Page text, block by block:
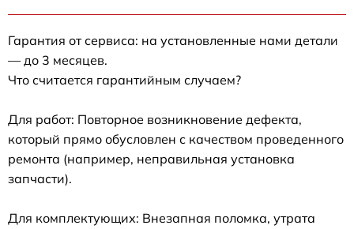
Гарантия от сервиса: на установленные нами детали
— до 3 месяцев.
Что считается гарантийным случаем?
Для работ: Повторное возникновение дефекта,
который прямо обусловлен с качеством проведенного
ремонта (например, неправильная установка
запчасти).
Для комплектующих: Внезапная поломка, утрата